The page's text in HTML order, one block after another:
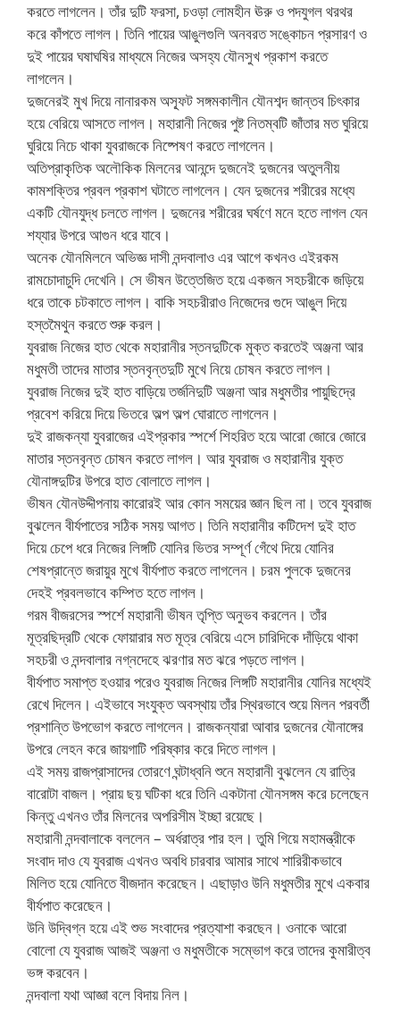
করতে লাগলেন। তাঁর দুটি ফরসা, চওড়া লোমহীন ঊরু ও পদযুগল থরথর
করে কাঁপতে লাগল। তিনি পায়ের আঙুলগুলি অনবরত সঙ্কোচন প্রসারণ ও
দুই পায়ের ঘষাঘষির মাধ্যমে নিজের অসহ্য যৌনসুখ প্রকাশ করতে
লাগলেন।
দুজনেরই মুখ দিয়ে নানারকম অস্ফূট সঙ্গমকালীন যৌনশব্দ জান্তব চিৎকার
হয়ে বেরিয়ে আসতে লাগল। মহারানী নিজের পুষ্ট নিতম্বটি জাঁতার মত ঘুরিয়ে
ঘুরিয়ে নিচে থাকা যুবরাজকে নিষ্পেষণ করতে লাগলেন।
অতিপ্রাকৃতিক অলৌকিক মিলনের আনন্দে দুজনেই দুজনের অতুলনীয়
কামশক্তির প্রবল প্রকাশ ঘটাতে লাগলেন। যেন দুজনের শরীরের মধ্যে
একটি যৌনযুদ্ধ চলতে লাগল। দুজনের শরীরের ঘর্ষণে মনে হতে লাগল যেন
শয্যার উপরে আগুন ধরে যাবে।
অনেক যৌনমিলনে অভিজ্ঞ দাসী নন্দবালাও এর আগে কখনও এইরকম
রামচোদাচুদি দেখেনি। সে ভীষন উত্তেজিত হয়ে একজন সহচরীকে জড়িয়ে
ধরে তাকে চটকাতে লাগল। বাকি সহচরীরাও নিজেদের গুদে আঙুল দিয়ে
হস্তমৈথুন করতে শুরু করল।
যুবরাজ নিজের হাত থেকে মহারানীর স্তনদুটিকে মুক্ত করতেই অঞ্জনা আর
মধুমতী তাদের মাতার স্তনবৃন্তদুটি মুখে নিয়ে চোষন করতে লাগল।
যুবরাজ নিজের দুই হাত বাড়িয়ে তর্জনিদুটি অঞ্জনা আর মধুমতীর পায়ুছিদ্রে
প্রবেশ করিয়ে দিয়ে ভিতরে অল্প অল্প ঘোরাতে লাগলেন।
দুই রাজকন্যা যুবরাজের এইপ্রকার স্পর্শে শিহরিত হয়ে আরো জোরে জোরে
মাতার স্তনবৃন্ত চোষন করতে লাগল। আর যুবরাজ ও মহারানীর যুক্ত
যৌনাঙ্গদুটির উপরে হাত বোলাতে লাগল।
ভীষন যৌনউদ্দীপনায় কারোরই আর কোন সময়ের জ্ঞান ছিল না। তবে যুবরাজ
বুঝলেন বীর্যপাতের সঠিক সময় আগত। তিনি মহারানীর কটিদেশ দুই হাত
দিয়ে চেপে ধরে নিজের লিঙ্গটি যোনির ভিতর সম্পূর্ণ গেঁথে দিয়ে যোনির
শেষপ্রান্তে জরায়ুর মুখে বীর্যপাত করতে লাগলেন। চরম পুলকে দুজনের
দেহই প্রবলভাবে কম্পিত হতে লাগল।
গরম বীজরসের স্পর্শে মহারানী ভীষন তৃপ্তি অনুভব করলেন। তাঁর
মূত্রছিদ্রটি থেকে ফোয়ারার মত মূত্র বেরিয়ে এসে চারিদিকে দাঁড়িয়ে থাকা
সহচরী ও নন্দবালার নগ্নদেহে ঝরণার মত ঝরে পড়তে লাগল।
বীর্যপাত সমাপ্ত হওয়ার পরেও যুবরাজ নিজের লিঙ্গটি মহারানীর যোনির মধ্যেই
রেখে দিলেন। এইভাবে সংযুক্ত অবস্থায় তাঁর স্থিরভাবে শুয়ে মিলন পরবর্তী
প্রশান্তি উপভোগ করতে লাগলেন। রাজকন্যারা আবার দুজনের যৌনাঙ্গের
উপরে লেহন করে জায়গাটি পরিষ্কার করে দিতে লাগল।
এই সময় রাজপ্রাসাদের তোরণে ঘন্টাধ্বনি শুনে মহারানী বুঝলেন যে রাত্রি
বারোটা বাজল। প্রায় ছয় ঘটিকা ধরে তিনি একটানা যৌনসঙ্গম করে চলেছেন
কিন্তু এখনও তাঁর মিলনের অপরিসীম ইচ্ছা রয়েছে।
মহারানী নন্দবালাকে বললেন – অর্ধরাত্র পার হল। তুমি গিয়ে মহামন্ত্রীকে
সংবাদ দাও যে যুবরাজ এখনও অবধি চারবার আমার সাথে শারিরীকভাবে
মিলিত হয়ে যোনিতে বীজদান করেছেন। এছাড়াও উনি মধুমতীর মুখে একবার
বীর্যপাত করেছেন।
উনি উদ্বিগ্ন হয়ে এই শুভ সংবাদের প্রত্যাশা করছেন। ওনাকে আরো
বোলো যে যুবরাজ আজই অঞ্জনা ও মধুমতীকে সম্ভোগ করে তাদের কুমারীত্ব
ভঙ্গ করবেন।
নন্দবালা যথা আজ্ঞা বলে বিদায় নিল।